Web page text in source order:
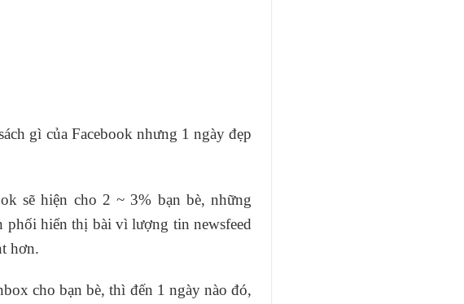
gì của Facebook nhưng 1 ngày đẹp
sẽ hiện cho 2 ~ 3% bạn bè, những
phối hiển thị bài vì lượng tin newsfeed
hơn.
cho bạn bè, thì đến 1 ngày nào đó,